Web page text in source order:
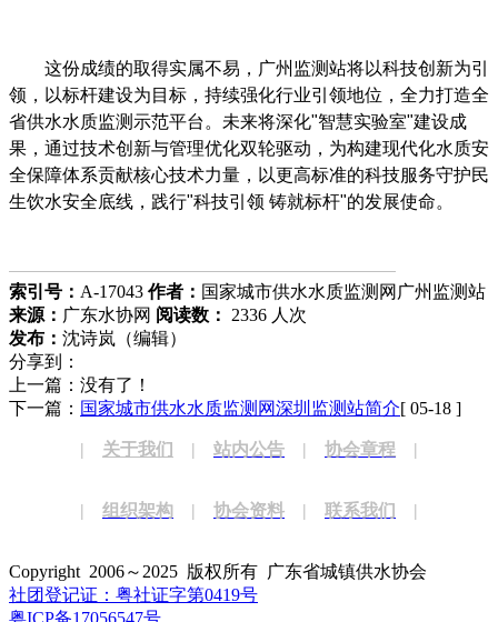
这份成绩的取得实属不易，广州监测站将以科技创新为引
领，以标杆建设为目标，持续强化行业引领地位，全力打造全
省供水水质监测示范平台。未来将深化"智慧实验室"建设成
果，通过技术创新与管理优化双轮驱动，为构建现代化水质安
全保障体系贡献核心技术力量，以更高标准的科技服务守护民
生饮水安全底线，践行"科技引领 铸就标杆"的发展使命。
索引号： A-17043 作者： 国家城市供水水质监测网广州监测站
来源： 广东水协网 阅读数：
2336 人次
发布： 沈诗岚（编辑）
分享到：
上一篇：没有了！
下一篇： 国家城市供水水质监测网深圳监测站简介[ 05-18 ]
| 关于我们 | 站内公告 | 协会章程 |
| 组织架构 | 协会资料 | 联系我们 |
Copyright 2006～2025 版权所有 广东省城镇供水协会
社团登记证：粤社证字第0419号